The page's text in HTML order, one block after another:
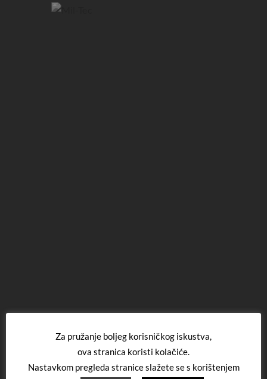
Za pružanje boljeg korisničkog iskustva,
ova stranica koristi kolačiće.
Nastavkom pregleda stranice slažete se s korištenjem